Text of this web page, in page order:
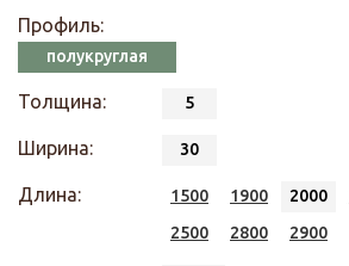
Профиль:
полукруглая
Толщина: 5
Ширина: 30
Длина: 1500 1900 2000
2500
2800 2900